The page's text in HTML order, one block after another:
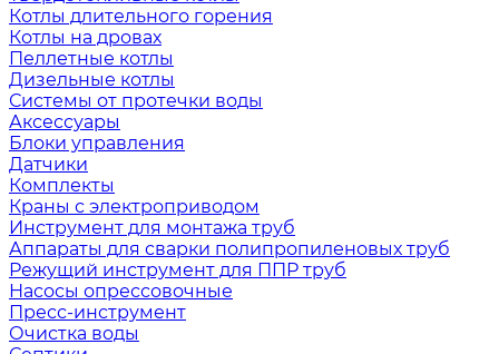
Котлы длительного горения
Котлы на дровах
Пеллетные котлы
Дизельные котлы
Системы от протечки воды
Аксессуары
Блоки управления
Датчики
Комплекты
Краны с электроприводом
Инструмент для монтажа труб
Аппараты для сварки полипропиленовых труб
Режущий инструмент для ППР труб
Насосы опрессовочные
Пресс-инструмент
Очистка воды